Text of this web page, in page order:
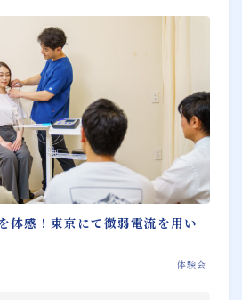
体感！東京にて微弱電流を用い
体験会